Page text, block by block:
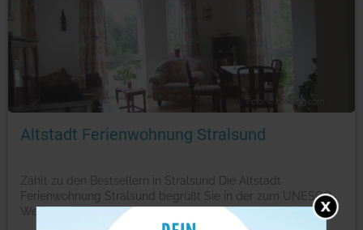
Foto: © booking.com
Altstadt Ferienwohnung Stralsund
Zählt zu den Bestsellern in Stralsund Die Altstadt
Ferienwohnung Stralsund begrüßt Sie in der zum UNESCO-
Welt... mehr